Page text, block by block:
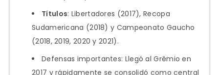
Títulos: Libertadores (2017), Recopa
Sudamericana (2018) y Campeonato Gaucho
(2018, 2019, 2020 y 2021).
Defensas importantes: Llegó al Grêmio en
2017 y rápidamente se consolidó como central